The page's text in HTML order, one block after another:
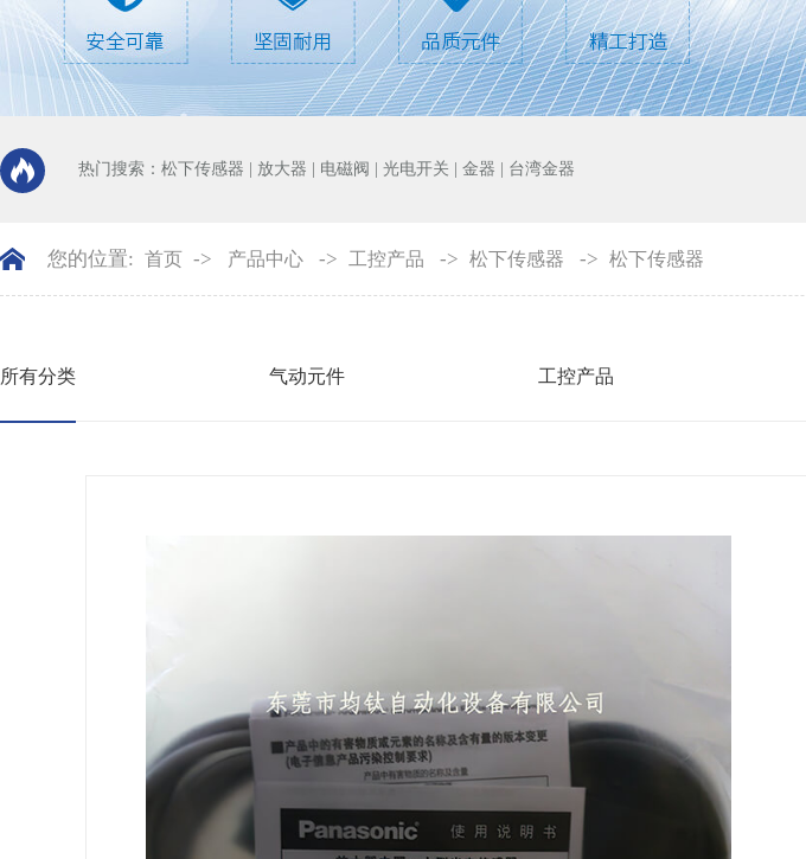
热门搜索： 松下传感器 放大器 电磁阀 光电开关 金器 台湾金器
您的位置: 首页 -> 产品中心 -> 工控产品 -> 松下传感器 -> 松下传感器
所有分类 气动元件 工控产品